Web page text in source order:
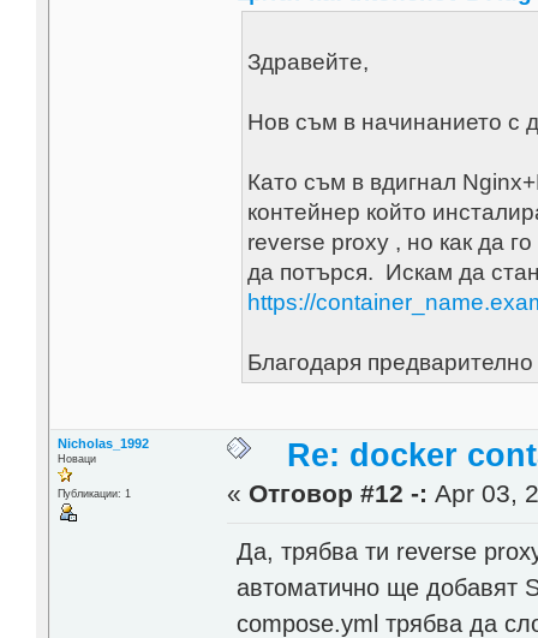
Здравейте,
Нов съм в начинанието с
Като съм в вдигнал
контейнер който
reverse proxy , но как да
да потърся. Искам да
https://
Благодаря предварително
Nicholas_1992
Новаци
Публикации: 1
Re: docker
« Отговор #12 -: Apr 03,
Да, трябва ти reverse
автоматично ще добавят
compose.yml трябва да